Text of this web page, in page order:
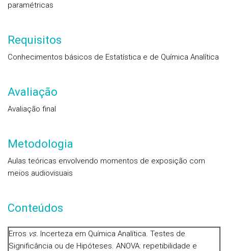
paramétricas
Requisitos
Conhecimentos básicos de Estatística e de Química Analítica
Avaliação
Avaliação final
Metodologia
Aulas teóricas envolvendo momentos de exposição com
meios audiovisuais
Conteúdos
Erros vs. Incerteza em Química Analítica. Testes de
Significância ou de Hipóteses. ANOVA: repetibilidade e